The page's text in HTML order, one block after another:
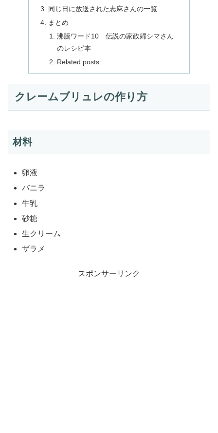
同じ日に放送された志麻さんの一覧
まとめ
沸騰ワード10 伝説の家政婦シマさん
のレシピ本
Related posts:
クレームブリュレの作り方
材料
卵液
バニラ
牛乳
砂糖
生クリーム
ザラメ
スポンサーリンク